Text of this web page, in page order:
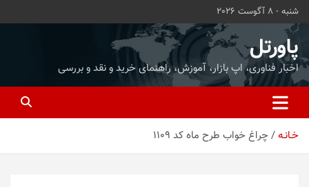
محتوا
بروید
شنبه - 8 آگوست 2026
پاورتل
اخبار فناوری، اپ بازار، آموزش، راهنمای خرید و نقد و بررسی
خـانـه چراغ خواب طرح ماه کد 1109